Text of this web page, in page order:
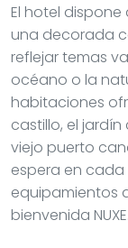
El hotel
una decorada
reflejar temas
océano o la
habitaciones
castillo, el
viejo puerto
espera en
equipamientos
bienvenida NUXE.